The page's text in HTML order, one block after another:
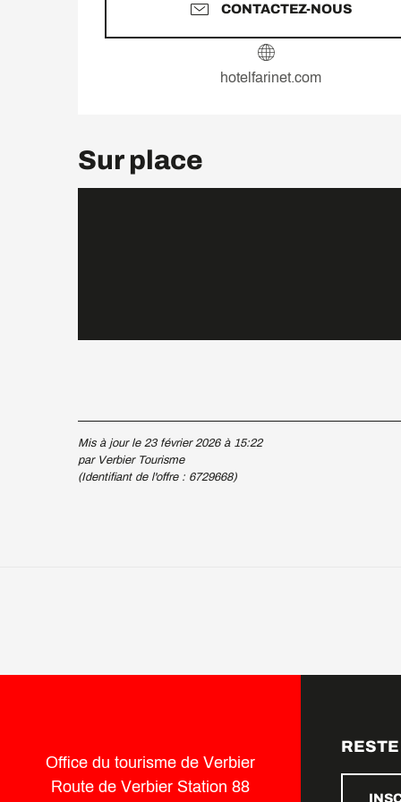
CONTACTEZ-NOUS
hotelfarinet.com
Sur place
Mis à jour le 23 février 2026 à 15:22
par Verbier Tourisme
(Identifiant de l'offre : 6729668)
Office du tourisme de Verbier
Route de Verbier Station 88